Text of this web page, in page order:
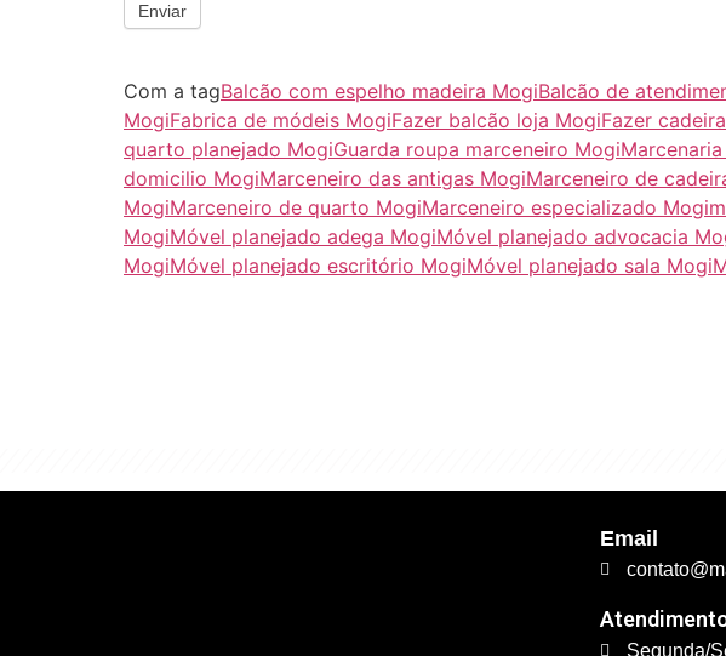
Enviar
Com a tagBalcão com espelho madeira MogiBalcão de
MogiFabrica de módeis MogiFazer balcão loja MogiFazer
quarto planejado MogiGuarda roupa marceneiro Mogi
domicilio MogiMarceneiro das antigas MogiMarceneiro de
MogiMarceneiro de quarto MogiMarceneiro especializado Mogi
MogiMóvel planejado adega MogiMóvel planejado advocacia
MogiMóvel planejado escritório MogiMóvel planejado sala Mogi
Email
Segunda/